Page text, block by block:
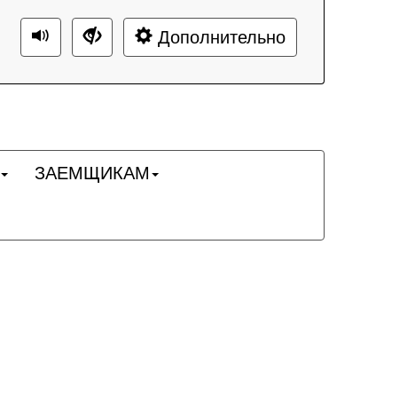
Дополнительно
ЗАЕМЩИКАМ